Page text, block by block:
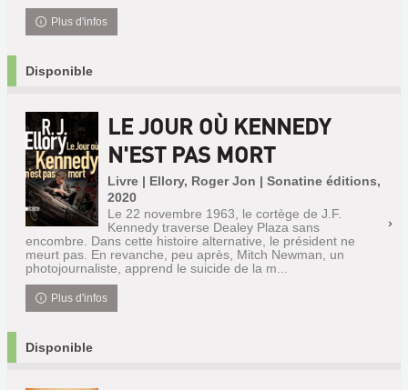
Plus d'infos
Disponible
LE JOUR OÙ KENNEDY
N'EST PAS MORT
Livre | Ellory, Roger Jon | Sonatine éditions,
2020
Le 22 novembre 1963, le cortège de J.F.
Kennedy traverse Dealey Plaza sans
encombre. Dans cette histoire alternative, le président ne
meurt pas. En revanche, peu après, Mitch Newman, un
photojournaliste, apprend le suicide de la m...
Plus d'infos
Disponible